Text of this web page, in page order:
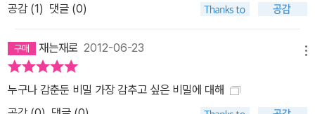
공감 (1) 댓글 (0)
재는재로 2012-06-23
누구나 감춘둔 비밀 가장 감추고 싶은 비밀에 대해